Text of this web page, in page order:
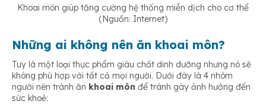
Khoai môn giúp tăng cường hệ thống miễn dịch cho cơ thể
(Nguồn: Internet)
Những ai không nên ăn khoai môn?
Tuy là một loại thực phẩm giàu chất dinh dưỡng nhưng nó sẽ
không phù hợp với tất cả mọi người. Dưới đây là 4 nhóm
người nên tránh ăn khoai môn để tránh gây ảnh hưởng đến
sức khoẻ: